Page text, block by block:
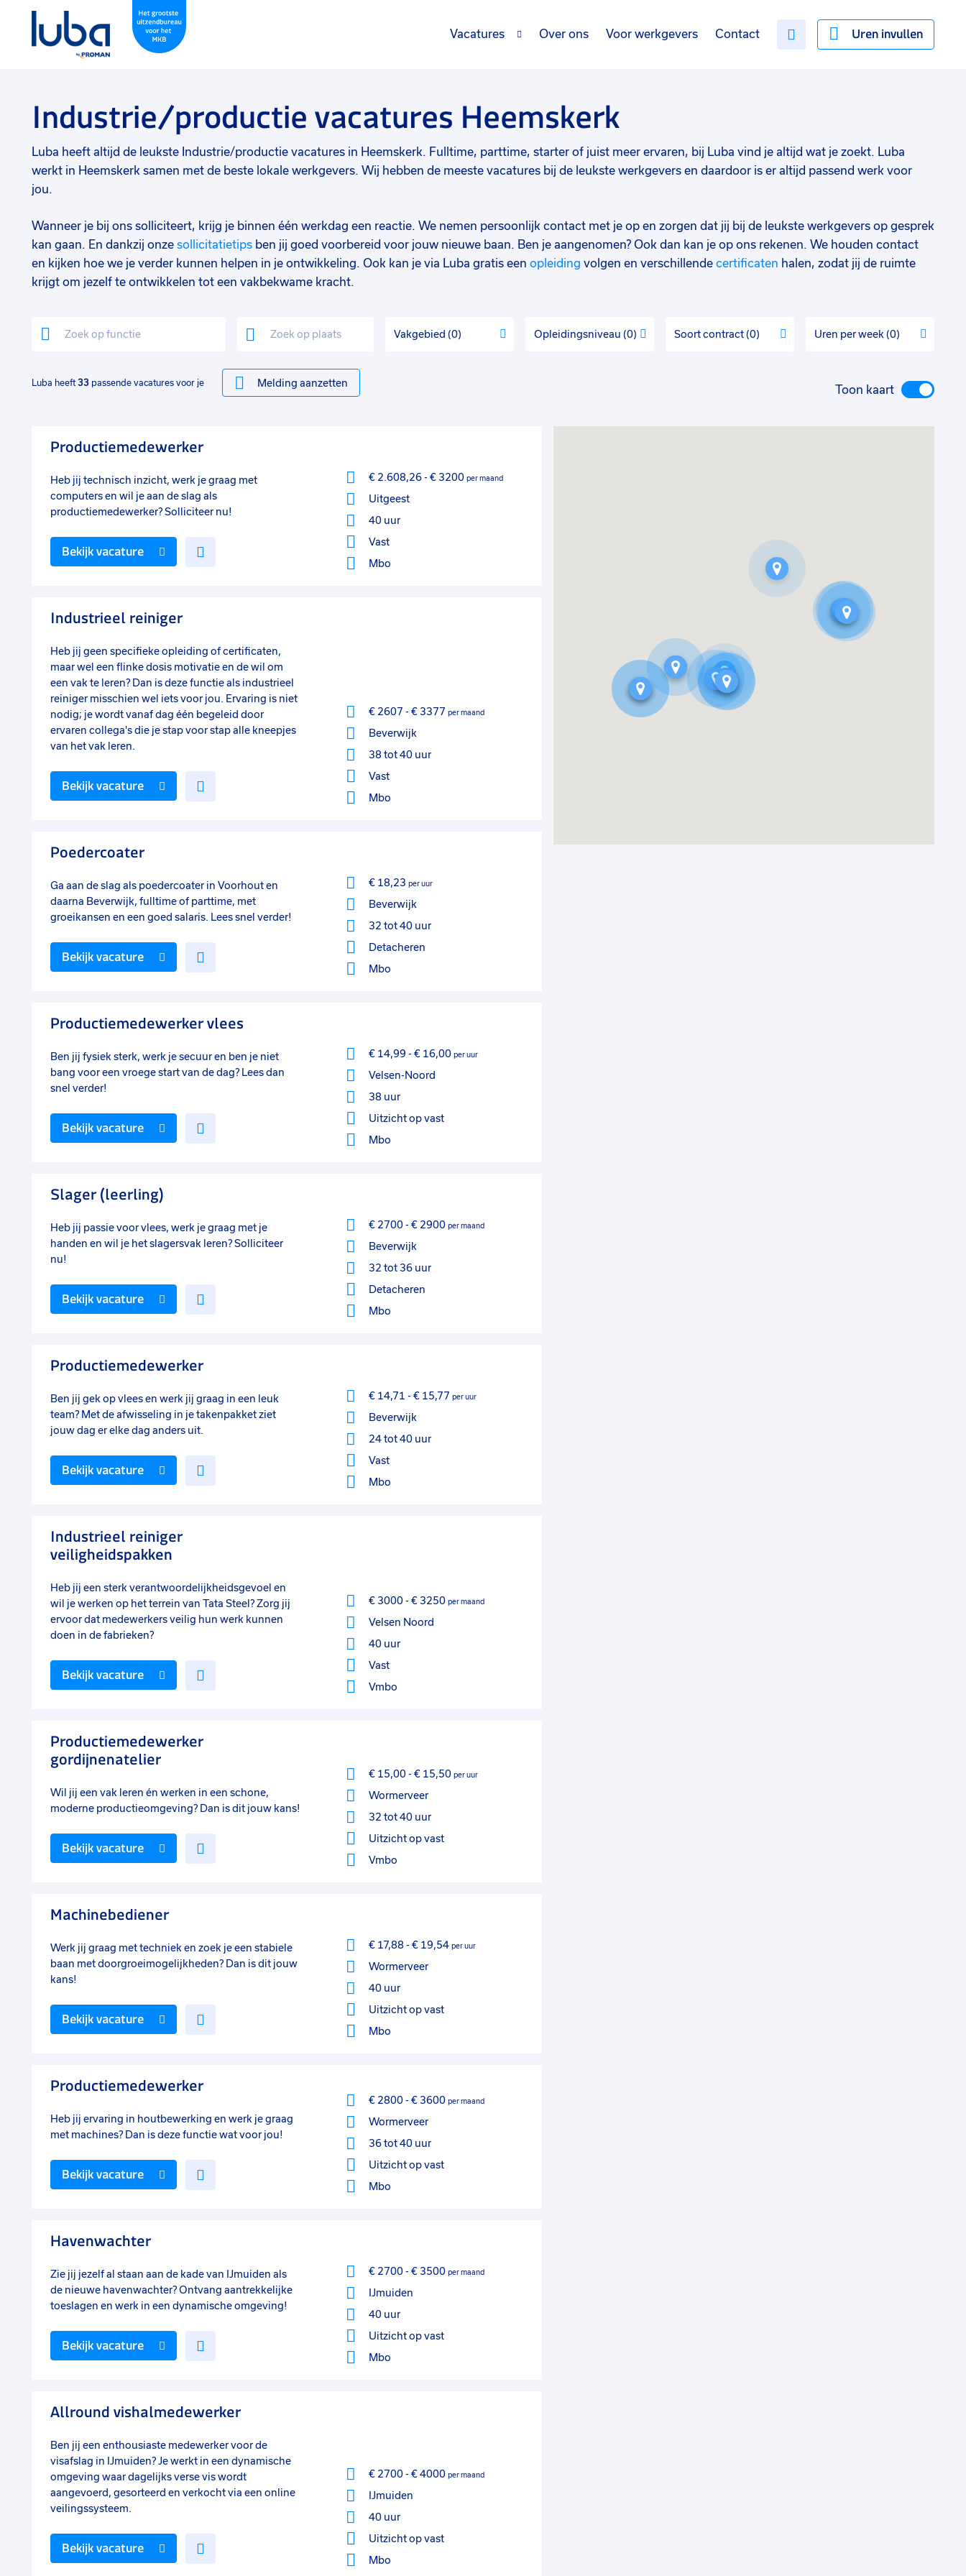
Uren invullen
Vacatures Over ons Voor werkgevers Contact
Industrie/productie vacatures Heemskerk
Luba heeft altijd de leukste Industrie/productie vacatures in Heemskerk. Fulltime, parttime, starter of juist meer ervaren, bij Luba vind je altijd wat je zoekt. Luba
werkt in Heemskerk samen met de beste lokale werkgevers. Wij hebben de meeste vacatures bij de leukste werkgevers en daardoor is er altijd passend werk voor
jou.
Wanneer je bij ons solliciteert, krijg je binnen één werkdag een reactie. We nemen persoonlijk contact met je op en zorgen dat jij bij de leukste werkgevers op gesprek
kan gaan. En dankzij onze sollicitatietips ben jij goed voorbereid voor jouw nieuwe baan. Ben je aangenomen? Ook dan kan je op ons rekenen. We houden contact
en kijken hoe we je verder kunnen helpen in je ontwikkeling. Ook kan je via Luba gratis een opleiding volgen en verschillende certificaten halen, zodat jij de ruimte
krijgt om jezelf te ontwikkelen tot een vakbekwame kracht.
Vakgebied 0 Opleidingsniveau 0 Soort contract 0 Uren per week 0
Luba heeft 33 passende vacatures voor je Melding aanzetten Toon kaart
Productiemedewerker
Heb jij technisch inzicht, werk je graag met
computers en wil je aan de slag als
productiemedewerker? Solliciteer nu!
€ 2.608,26- € 3200 per maand
Uitgeest
40 uur
Vast
Mbo
Bekijk vacature
Industrieel reiniger
Heb jij geen specifieke opleiding of certificaten,
maar wel een flinke dosis motivatie en de wil om
een vak te leren? Dan is deze functie als industrieel
reiniger misschien wel iets voor jou. Ervaring is niet
nodig; je wordt vanaf dag één begeleid door
ervaren collega's die je stap voor stap alle kneepjes
van het vak leren.
€ 2607 - € 3377 per maand
Beverwijk
38 tot 40 uur
Vast
Mbo
Bekijk vacature
Poedercoater
Ga aan de slag als poedercoater in Voorhout en
daarna Beverwijk, fulltime of parttime, met
groeikansen en een goed salaris. Lees snel verder!
€ 18,23 per uur
Beverwijk
32 tot 40 uur
Detacheren
Mbo
Bekijk vacature
Productiemedewerker vlees
Ben jij fysiek sterk, werk je secuur en ben je niet
bang voor een vroege start van de dag? Lees dan
snel verder!
€ 14,99 - € 16,00 per uur
Velsen-Noord
38 uur
Uitzicht op vast
Mbo
Bekijk vacature
Slager (leerling)
Heb jij passie voor vlees, werk je graag met je
handen en wil je het slagersvak leren? Solliciteer
nu!
€ 2700- € 2900 per maand
Beverwijk
32 tot 36 uur
Detacheren
Mbo
Bekijk vacature
Productiemedewerker
Ben jij gek op vlees en werk jij graag in een leuk
team? Met de afwisseling in je takenpakket ziet
jouw dag er elke dag anders uit.
€ 14,71 - € 15,77 per uur
Beverwijk
24 tot 40 uur
Vast
Mbo
Bekijk vacature
Industrieel reiniger
veiligheidspakken
Heb jij een sterk verantwoordelijkheidsgevoel en
wil je werken op het terrein van Tata Steel? Zorg jij
ervoor dat medewerkers veilig hun werk kunnen
doen in de fabrieken?
€ 3000- € 3250 per maand
Velsen Noord
40 uur
Vast
Vmbo
Bekijk vacature
Productiemedewerker
gordijnenatelier
Wil jij een vak leren én werken in een schone,
moderne productieomgeving? Dan is dit jouw kans!
€ 15,00- € 15,50 per uur
Wormerveer
32 tot 40 uur
Uitzicht op vast
Vmbo
Bekijk vacature
Machinebediener
Werk jij graag met techniek en zoek je een stabiele
baan met doorgroeimogelijkheden? Dan is dit jouw
kans!
€ 17,88 - € 19,54 per uur
Wormerveer
40 uur
Uitzicht op vast
Mbo
Bekijk vacature
Productiemedewerker
Heb jij ervaring in houtbewerking en werk je graag
met machines? Dan is deze functie wat voor jou!
€ 2800- € 3600 per maand
Wormerveer
36 tot 40 uur
Uitzicht op vast
Mbo
Bekijk vacature
Havenwachter
Zie jij jezelf al staan aan de kade van IJmuiden als
de nieuwe havenwachter? Ontvang aantrekkelijke
toeslagen en werk in een dynamische omgeving!
€ 2700- € 3500 per maand
IJmuiden
40 uur
Uitzicht op vast
Mbo
Bekijk vacature
Allround vishalmedewerker
Ben jij een enthousiaste medewerker voor de
visafslag in IJmuiden? Je werkt in een dynamische
omgeving waar dagelijks verse vis wordt
aangevoerd, gesorteerd en verkocht via een online
veilingssysteem.
€ 2700- € 4000 per maand
IJmuiden
40 uur
Uitzicht op vast
Mbo
Bekijk vacature